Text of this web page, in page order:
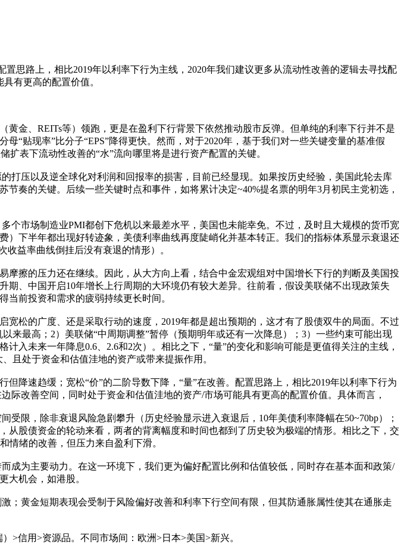
置思路上，相比2019年以利率下行为主线，2020年我们建议更多从流动性改善的逻辑去寻找配
有更高的配置价值。
金、REITs等）领跑，更是在盈利下行背景下依然推动股市反弹。但单纯的利率下行并不是
“贴现率”比分子“EPS”降得更快。然而，对于2020年，基于我们对一些关键变量的基准假
表下流动性改善的“水”流向哪里将是进行资产配置的关键。
压以及逆全球化对利润和回报率的损害，目前已经显现。如果按历史经验，美国此轮去库
奏的关键。后续一些关键时点和事件，如将累计决定~40%提名票的明年3月初民主党初选，
个市场制造业PMI都创下危机以来最差水平，美国也未能幸免。不过，及时且大规模的货币宽
下半年都出现好转迹象，美债利率曲线再度陡峭化并基本转正。我们的指标体系显示衰退还
收益率曲线倒挂后没有衰退的情形）。
擦的压力还在继续。因此，从大方向上看，结合中金宏观组对中国增长下行的判断及美国投
、中国开启10年增长上行周期的大环境仍有较大差异。往前看，假设美联储不出现政策失
前投资和需求的疲弱持续更长时间。
松的广度、还是采取行动的速度，2019年都是超出预期的，这才有了股债双牛的局面。不过
来最高；2）美联储“中周期调整”暂停（预期明年或还有一次降息）；3）一些约束可能出现
入未来一年降息0.6、2.6和2次）。相比之下，“量”的变化和影响可能是更值得关注的主线，
且处于资金和估值洼地的资产或带来提振作用。
降速趋缓；宽松“价”的二阶导数下降，“量”在改善。配置思路上，相比2019年以利率下行为
改善空间，同时处于资金和估值洼地的资产/市场可能具有更高的配置价值。具体而言，
限，除非衰退风险急剧攀升（历史经验显示进入衰退后，10年美债利率降幅在50~70bp）；
股债资金的轮动来看，两者的背离幅度和时间也都到了历史较为极端的情形。相比之下，交
情绪的改善，但压力来自盈利下滑。
为主要动力。在这一环境下，我们更为偏好配置比例和估值较低，同时存在基本面和政策/
大机会，如港股。
黄金短期表现会受制于风险偏好改善和利率下行空间有限，但其防通胀属性使其在通胀走
>信用>资源品。不同市场间：欧洲>日本>美国>新兴。